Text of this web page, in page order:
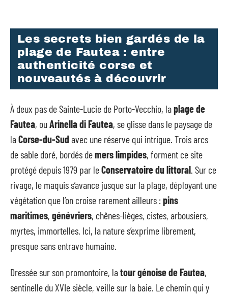
Les secrets bien gardés de la
plage de Fautea : entre
authenticité corse et
nouveautés à découvrir
À deux pas de Sainte-Lucie de Porto-Vecchio, laplage de
Fautea, ouArinella di Fautea, se glisse dans le paysage de
laCorse-du-Sudavec une réserve qui intrigue. Trois arcs
de sable doré, bordés demers limpides, forment ce site
protégé depuis 1979 par leConservatoire du littoral . Sur ce
rivage, le maquis s’avance jusque sur la plage, déployant une
végétation que l’on croise rarement ailleurs :pins
maritimes, génévriers, chênes-lièges, cistes, arbousiers,
myrtes, immortelles. Ici, la nature s’exprime librement,
presque sans entrave humaine.
Dressée sur son promontoire, latour génoise de Fautea,
sentinelle du XVIe siècle, veille sur la baie. Le chemin qui y